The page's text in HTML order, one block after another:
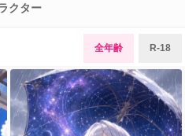
クター
全年齢 R-18